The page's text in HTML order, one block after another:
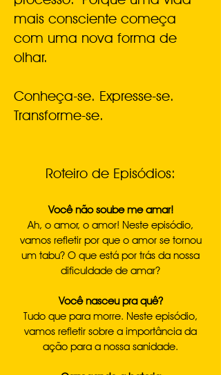
mais consciente começa
com uma nova forma de
olhar.
Conheça-se. Expresse-se.
Transforme-se.
Roteiro de Episódios:
Você não soube me amar!
Ah, o amor, o amor! Neste episódio,
vamos refletir por que o amor se tornou
um tabu? O que está por trás da nossa
dificuldade de amar?
Você nasceu pra quê?
Tudo que para morre. Neste episódio,
vamos refletir sobre a importância da
ação para a nossa sanidade.